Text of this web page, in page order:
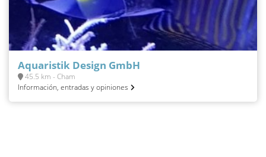
Aquaristik Design GmbH
45.5 km - Cham
Información, entradas y opiniones